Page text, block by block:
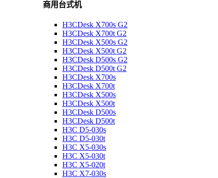
商用台式机
H3CDesk X700s G2
H3CDesk X700t G2
H3CDesk X500s G2
H3CDesk X500t G2
H3CDesk D500s G2
H3CDesk D500t G2
H3CDesk X700s
H3CDesk X700t
H3CDesk X500s
H3CDesk X500t
H3CDesk D500s
H3CDesk D500t
H3C D5-030s
H3C D5-030t
H3C X5-030s
H3C X5-030t
H3C X5-020t
H3C X7-030s